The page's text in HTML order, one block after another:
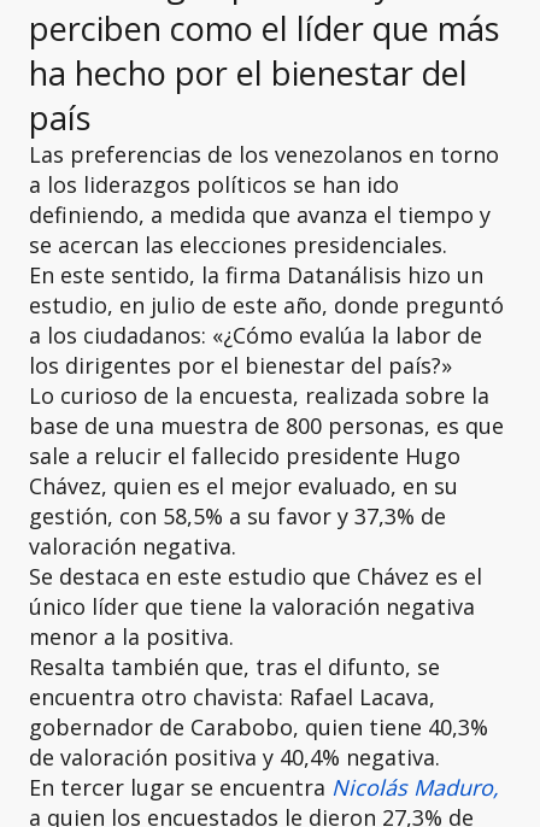
perciben como el líder que más
ha hecho por el bienestar del
país
Las preferencias de los venezolanos en torno
a los liderazgos políticos se han ido
definiendo, a medida que avanza el tiempo y
se acercan las elecciones presidenciales.
En este sentido, la firma Datanálisis hizo un
estudio, en julio de este año, donde preguntó
a los ciudadanos: «¿Cómo evalúa la labor de
los dirigentes por el bienestar del país?»
Lo curioso de la encuesta, realizada sobre la
base de una muestra de 800 personas, es que
sale a relucir el fallecido presidente Hugo
Chávez, quien es el mejor evaluado, en su
gestión, con 58,5% a su favor y 37,3% de
valoración negativa.
Se destaca en este estudio que Chávez es el
único líder que tiene la valoración negativa
menor a la positiva.
Resalta también que, tras el difunto, se
encuentra otro chavista: Rafael Lacava,
gobernador de Carabobo, quien tiene 40,3%
de valoración positiva y 40,4% negativa.
En tercer lugar se encuentra Nicolás Maduro,
a quien los encuestados le dieron 27,3% de